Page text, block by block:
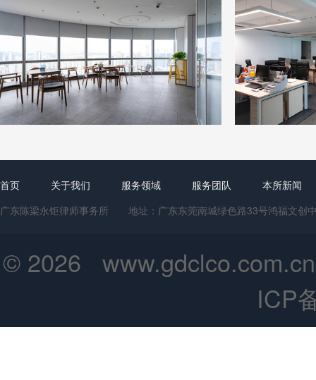
首页 关于我们 服务领域 服务团队
本所新闻
广东陈梁永钜律师事务所 地址：广东东莞南城绿色路33号鸿福
© 2026
ICP备